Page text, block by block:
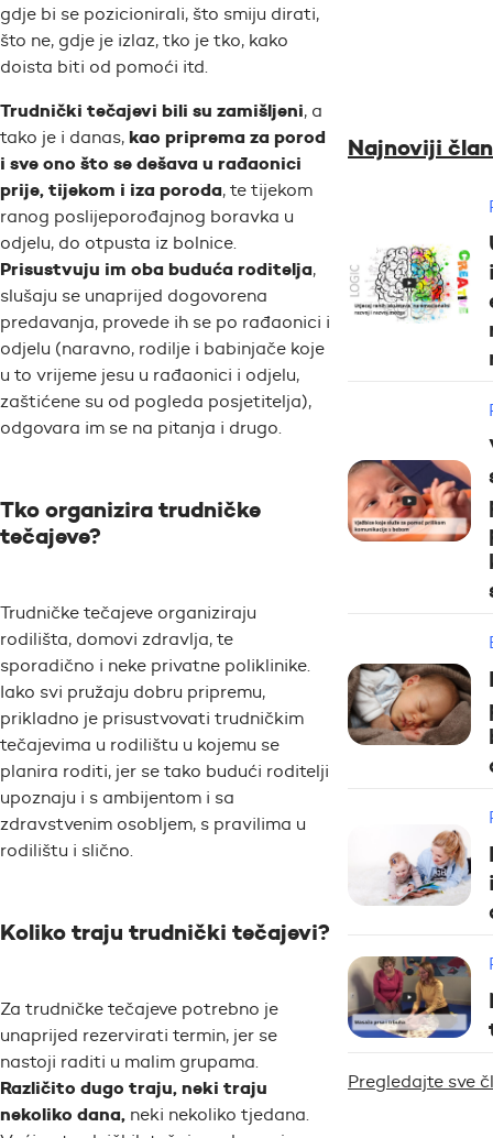
gdje bi se pozicionirali, što smiju dirati,
što ne, gdje je izlaz, tko je tko, kako
doista biti od pomoći itd.
Trudnički tečajevi bili su zamišljeni, a
tako je i danas, kao priprema za porod
i sve ono što se dešava u rađaonici
prije, tijekom i iza poroda, te tijekom
ranog poslijeporođajnog boravka u
odjelu, do otpusta iz bolnice.
Prisustvuju im oba buduća roditelja,
slušaju se unaprijed dogovorena
predavanja, provede ih se po rađaonici i
odjelu (naravno, rodilje i babinjače koje
u to vrijeme jesu u rađaonici i odjelu,
zaštićene su od pogleda posjetitelja),
odgovara im se na pitanja i drugo.
Tko organizira trudničke
tečajeve?
Trudničke tečajeve organiziraju
rodilišta, domovi zdravlja, te
sporadično i neke privatne poliklinike.
Iako svi pružaju dobru pripremu,
prikladno je prisustvovati trudničkim
tečajevima u rodilištu u kojemu se
planira roditi, jer se tako budući roditelji
upoznaju i s ambijentom i sa
zdravstvenim osobljem, s pravilima u
rodilištu i slično.
Koliko traju trudnički tečajevi?
Za trudničke tečajeve potrebno je
unaprijed rezervirati termin, jer se
nastoji raditi u malim grupama.
Različito dugo traju, neki traju
nekoliko dana, neki nekoliko tjedana.
Najnoviji
Pregledajte sve